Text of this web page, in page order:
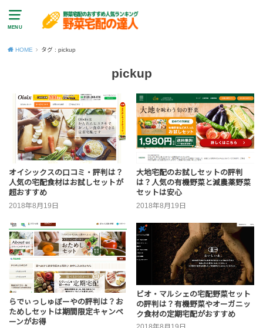
MENU
HOME タグ : pickup
pickup
オイシックスの口コミ・評判は？
人気の宅配食材はお試しセットが
超おすすめ
2018年8月19日
大地宅配のお試しセットの評判
は？人気の有機野菜と減農薬野菜
セットは安心
2018年8月19日
らでぃっしゅぼーやの評判は？お
ためしセットは期間限定キャンペ
ーンがお得
ビオ・マルシェの宅配野菜セット
の評判は？有機野菜やオーガニッ
ク食材の定期宅配がおすすめ